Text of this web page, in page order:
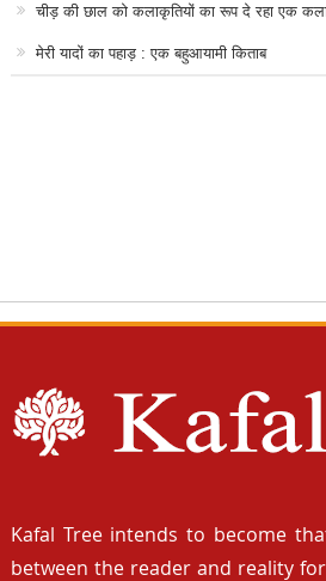
चीड़ की छाल को कलाकृतियों का रूप दे रहा एक
मेरी यादों का पहाड़ : एक बहुआयामी किताब
Kafal Tree intends to become
between the reader and reality